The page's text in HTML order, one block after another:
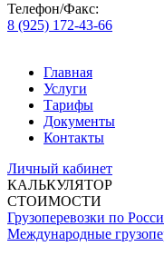
Телефон/Факс:
8 (925) 172-43-66
Главная
Услуги
Тарифы
Документы
Контакты
Личный кабинет
КАЛЬКУЛЯТОР
СТОИМОСТИ
Грузоперевозки по
Международные